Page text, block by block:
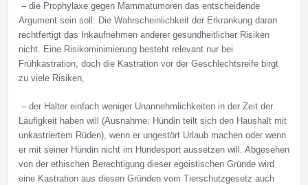
– die Prophylaxe gegen Mammatumoren das entscheidende
Argument sein soll: Die Wahrscheinlichkeit der Erkrankung daran
rechtfertigt das Inkaufnehmen anderer gesundheitlicher Risiken
nicht. Eine Risikominimierung besteht relevant nur bei
Frühkastration, doch die Kastration vor der Geschlechtsreife birgt
zu viele Risiken,
– der Halter einfach weniger Unannehmlichkeiten in der Zeit der
Läufigkeit haben will (Ausnahme: Hündin teilt sich den Haushalt mit
unkastriertem Rüden), wenn er ungestört Urlaub machen oder wenn
er mit seiner Hündin nicht im Hundesport aussetzen will. Abgesehen
von der ethischen Berechtigung dieser egoistischen Gründe wird
eine Kastration aus diesen Gründen vom Tierschutzgesetz auch